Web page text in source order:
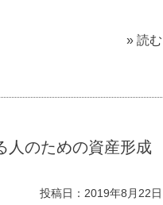
» 読む
人のための資産形成
投稿日：2019年8月22日